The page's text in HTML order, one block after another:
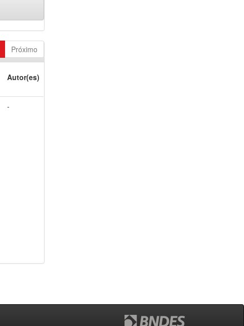
Próximo
Autor(es)
-